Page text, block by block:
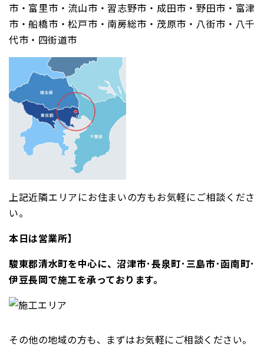
市・富里市・流山市・習志野市・成田市・野田市・富津
市・船橋市・松戸市・南房総市・茂原市・八街市・八千
代市・四街道市
上記近隣エリアにお住まいの方もお気軽にご相談くださ
い。
本日は営業所】
駿東郡清水町を中心に、沼津市･長泉町･三島市･函南町･
伊豆長岡で施工を承っております。
その他の地域の方も、まずはお気軽にご相談ください。